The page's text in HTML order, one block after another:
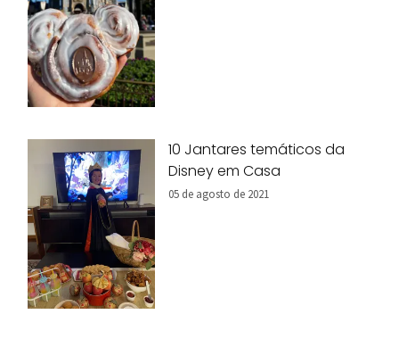
10 Jantares temáticos da
Disney em Casa
05 de agosto de 2021